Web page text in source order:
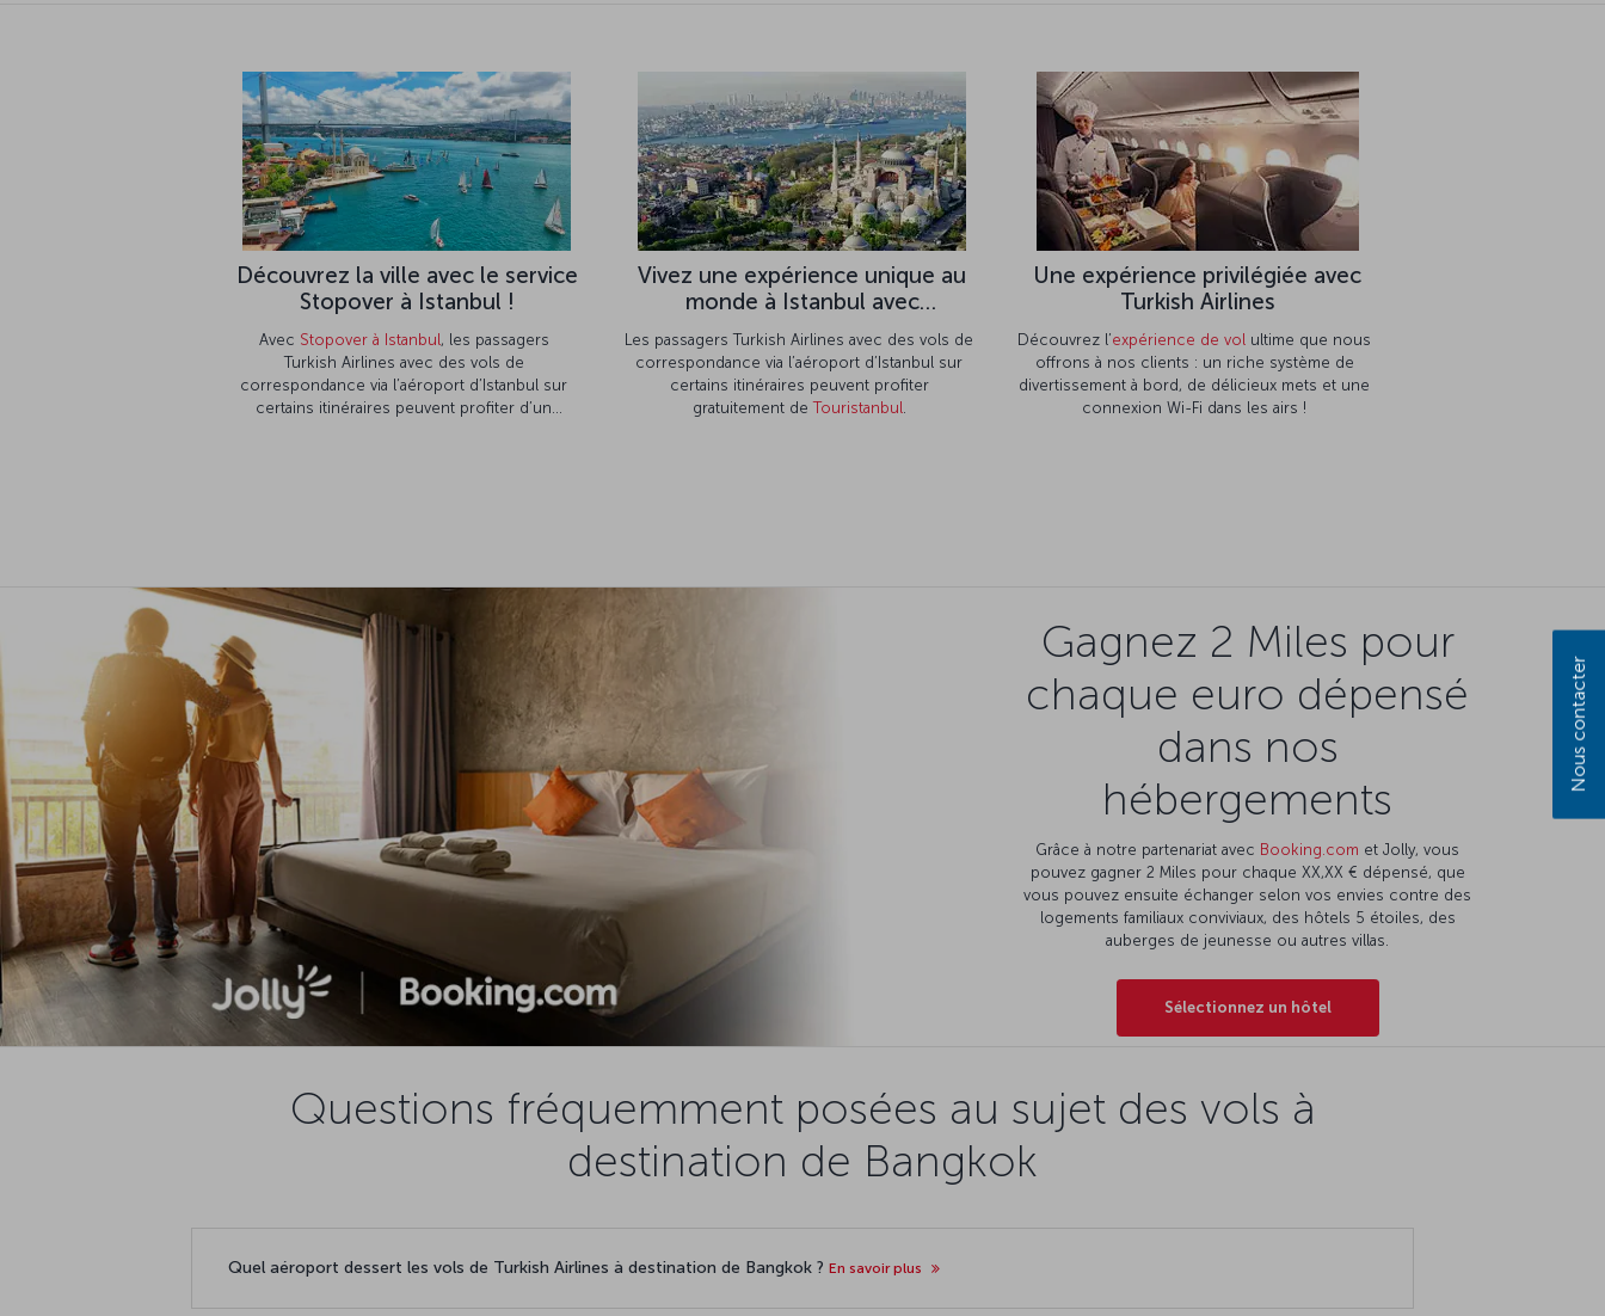
Découvrez la ville avec le service
Stopover à Istanbul !
Avec Stopover à Istanbul, les passagers
Turkish Airlines avec des vols de
correspondance via l’aéroport d’Istanbul sur
certains itinéraires peuvent profiter d’un
Vivez une expérience unique au
monde à Istanbul avec
Touristanbul
Les passagers Turkish Airlines avec des vols de
correspondance via l’aéroport d’Istanbul sur
certains itinéraires peuvent profiter
gratuitement deTouristanbul.
Une expérience privilégiée avec
Turkish Airlines
Découvrez l’expérience de vol ultime que nous
offrons à nos clients : un riche système de
divertissement à bord, de délicieux mets et une
connexion Wi-Fi dans les airs !
Gagnez 2 Miles pour
chaque euro dépensé
dans nos
hébergements
Grâce à notre partenariat avec Booking.com et Jolly, vous
pouvez gagner 2 Miles pour chaque XX,XX € dépensé, que
vous pouvez ensuite échanger selon vos envies contre des
logements familiaux conviviaux, des hôtels 5 étoiles, des
auberges de jeunesse ou autres villas.
Sélectionnez un hôtel
Questions fréquemment posées au sujet des vols à
destination de Bangkok
Quel aéroport dessert les vols de Turkish Airlines à destination de Bangkok ? En savoir plus
Nous contacter